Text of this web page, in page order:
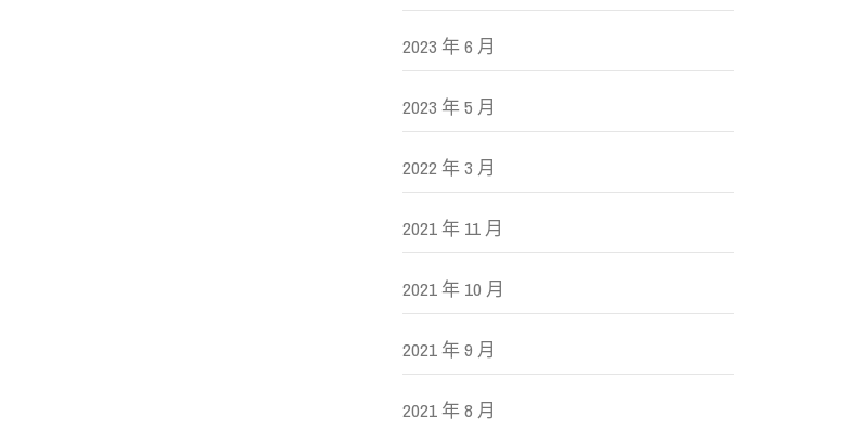
2023 年 6 月
2023 年 5 月
2022 年 3 月
2021 年 11 月
2021 年 10 月
2021 年 9 月
2021 年 8 月